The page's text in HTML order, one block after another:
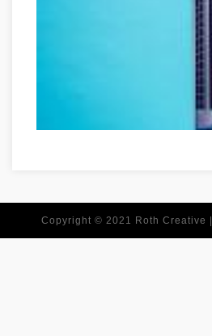
Copyright © 2021 Roth Creative |